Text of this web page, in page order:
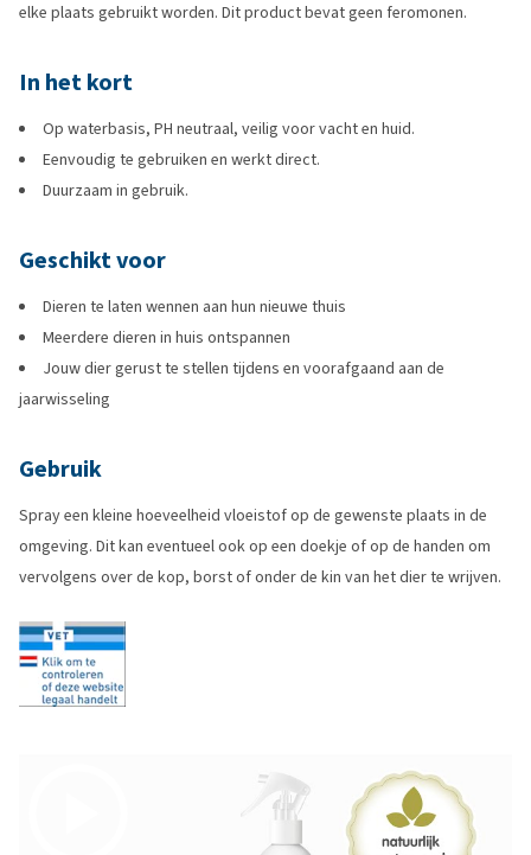
elke plaats gebruikt worden. Dit product bevat geen feromonen.
In het kort
Op waterbasis, PH neutraal, veilig voor vacht en huid.
Eenvoudig te gebruiken en werkt direct.
Duurzaam in gebruik.
Geschikt voor
Dieren te laten wennen aan hun nieuwe thuis
Meerdere dieren in huis ontspannen
Jouw dier gerust te stellen tijdens en voorafgaand aan de
jaarwisseling
Gebruik
Spray een kleine hoeveelheid vloeistof op de gewenste plaats in de
omgeving. Dit kan eventueel ook op een doekje of op de handen om
vervolgens over de kop, borst of onder de kin van het dier te wrijven.